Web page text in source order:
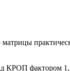
КРОП фактором